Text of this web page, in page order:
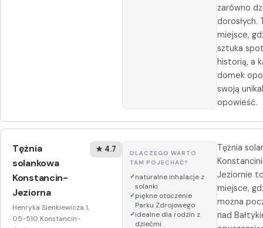
zarówno
dorosłych.
miejsce,
sztuka
historią, a
domek
swoją
opowieść.
Tężnia
solankowa
Konstancin-
Jeziorna
Henryka Sienkiewicza 1,
05-510 Konstancin-
★ 4.7
DLACZEGO WARTO
TAM POJECHAĆ?
naturalne inhalacje z
solanki
piękne otoczenie
Parku Zdrojowego
idealne dla rodzin z
dziećmi
Tężnia
Jeziornie
miejsce,
można
nad